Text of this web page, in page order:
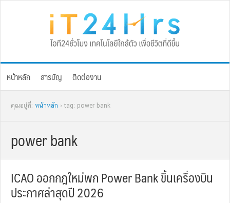
หน้าหลัก สารบัญ ติดต่องาน
คุณอยู่ที่: หน้าหลัก › tag: power bank
power bank
ICAO ออกกฎใหม่พก Power Bank ขึ้นเครื่องบิน
ประกาศล่าสุดปี 2026